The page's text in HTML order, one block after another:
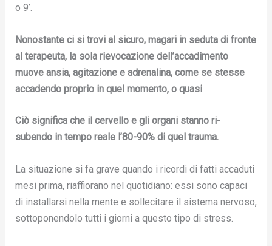
o 9’.
Nonostante ci si trovi al sicuro, magari in seduta di fronte
al terapeuta, la sola rievocazione dell’accadimento
muove ansia, agitazione e adrenalina, come se stesse
accadendo proprio in quel momento, o quasi.
Ciò significa che il cervello e gli organi stanno ri-
subendo in tempo reale l’80-90% di quel trauma.
La situazione si fa grave quando i ricordi di fatti accaduti
mesi prima, riaffiorano nel quotidiano: essi sono capaci
di installarsi nella mente e sollecitare il sistema nervoso,
sottoponendolo tutti i giorni a questo tipo di stress.